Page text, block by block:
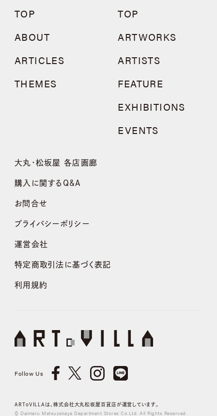
TOP
ABOUT
ARTICLES
THEMES
TOP
ARTWORKS
ARTISTS
FEATURE
EXHIBITIONS
EVENTS
大丸・松坂屋 各店画廊
購入に関するQ&A
お問合せ
プライバシーポリシー
運営会社
特定商取引法に基づく表記
利用規約
Follow Us
ARToVILLAは、株式会社大丸松坂屋百貨店が運営しています。
© Daimaru Matsuzakaya Department Stores Co.Ltd. All Rights Reserved.